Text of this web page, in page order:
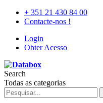
+ 351 21 430 84 00
Contacte-nos !
Login
Obter Acesso
Search
Todas as categorias